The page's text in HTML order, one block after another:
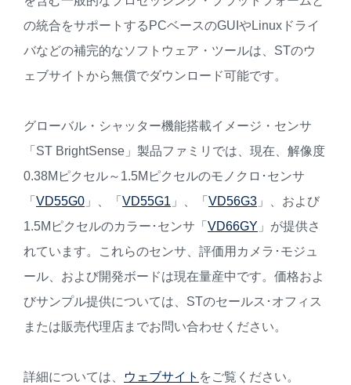
の統合をサポートするPCベースのGUIやLinuxドライ
バなどの補完的なソフトウェア・ツールは、STのウ
ェブサイトから無償でダウンロード可能です。
グローバル・シャッター機能搭載イメージ・センサ
「ST BrightSense」製品ファミリでは、現在、解像度
0.38Mピクセル～1.5Mピクセルのモノクロ･センサ
「 VD55G0 」、「 VD55G1 」、「 VD56G3 」、および
1.5Mピクセルのカラー･センサ「 VD66GY 」が提供さ
れています。これらのセンサ、評価用カメラ･モジュ
ール、および開発ボードは現在量産中です。価格およ
びサンプル提供については、STのセールス･オフィス
または販売代理店までお問い合わせください。
詳細については、 ウェブサイト をご覧ください。